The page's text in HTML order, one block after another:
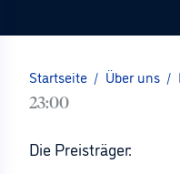
Startseite / Über uns /
23:00
Die Preisträger: